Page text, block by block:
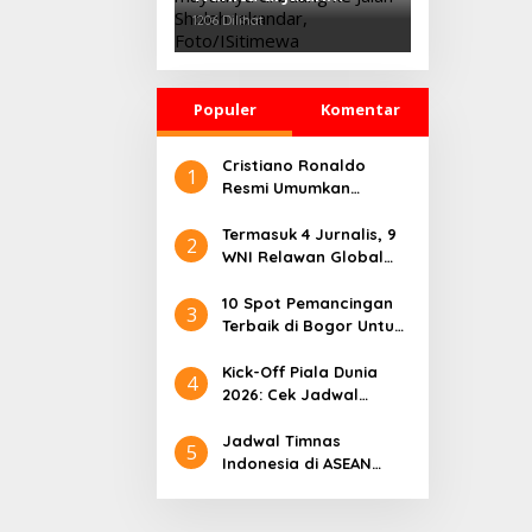
Sholeh Iskandar
Bogor, Korban
Dicekik Dasi hingga
Jasadnya Dibuang
1206 Dilihat
Populer Komentar
1
Cristiano Ronaldo
Resmi Umumkan
Portugal
2
Termasuk 4 Jurnalis, 9
WNI Relawan Global
Penahanan Israel
3
10 Spot Pemancingan
Terbaik di Bogor Untuk
4
Kick-Off Piala Dunia
2026: Cek Jadwal
5
Jadwal Timnas
Indonesia di ASEAN